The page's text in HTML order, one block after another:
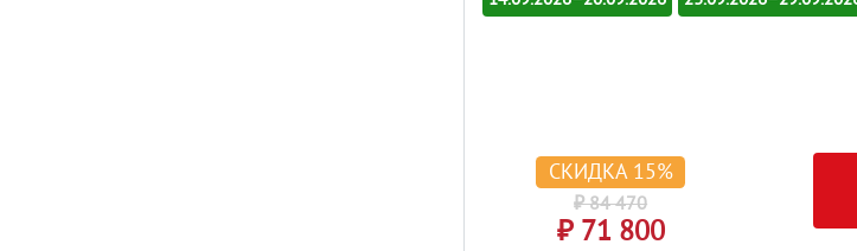
СКИДКА 15%
₽ 84 470
₽ 71 800